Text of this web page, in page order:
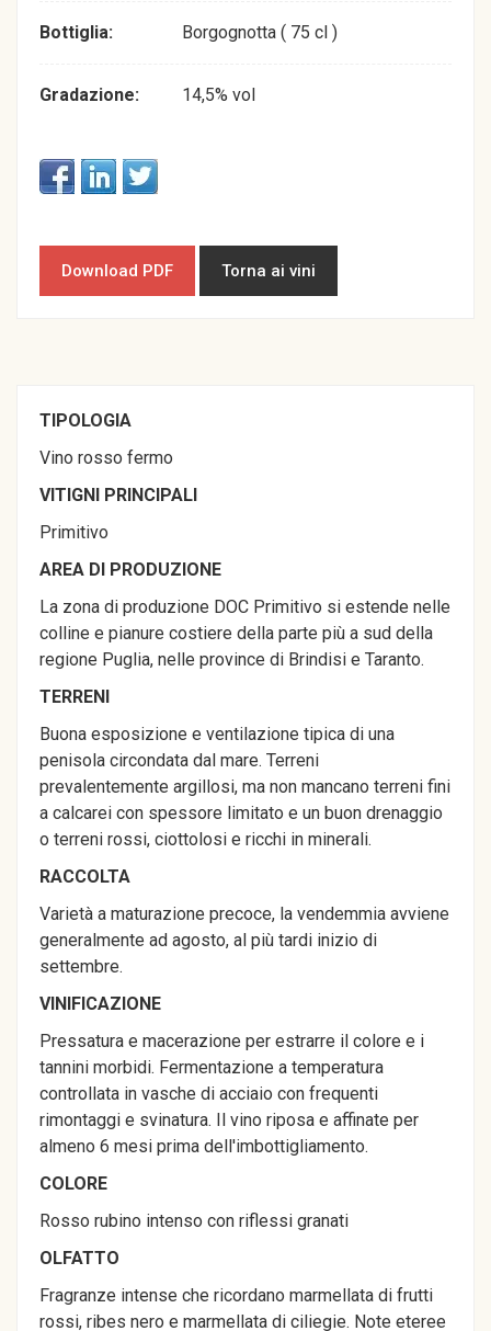
Bottiglia: Borgognotta ( 75 cl )
Gradazione: 14,5% vol
Download PDF Torna ai vini
TIPOLOGIA
Vino rosso fermo
VITIGNI PRINCIPALI
Primitivo
AREA DI PRODUZIONE
La zona di produzione DOC Primitivo si estende nelle
colline e pianure costiere della parte più a sud della
regione Puglia, nelle province di Brindisi e Taranto.
TERRENI
Buona esposizione e ventilazione tipica di una
penisola circondata dal mare. Terreni
prevalentemente argillosi, ma non mancano terreni fini
a calcarei con spessore limitato e un buon drenaggio
o terreni rossi, ciottolosi e ricchi in minerali.
RACCOLTA
Varietà a maturazione precoce, la vendemmia avviene
generalmente ad agosto, al più tardi inizio di
settembre.
VINIFICAZIONE
Pressatura e macerazione per estrarre il colore e i
tannini morbidi. Fermentazione a temperatura
controllata in vasche di acciaio con frequenti
rimontaggi e svinatura. Il vino riposa e affinate per
almeno 6 mesi prima dell'imbottigliamento.
COLORE
Rosso rubino intenso con riflessi granati
OLFATTO
Fragranze intense che ricordano marmellata di frutti
rossi, ribes nero e marmellata di ciliegie. Note eteree